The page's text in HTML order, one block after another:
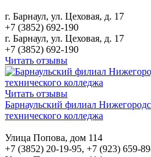
г. Барнаул, ул. Цеховая, д. 17
+7 (3852) 692-190
г. Барнаул, ул. Цеховая, д. 17
+7 (3852) 692-190
Читать отзывы
Читать отзывы
Барнаульский филиал
технического колледжа
Улица Попова, дом 114
+7 (3852) 20-19-95, +7 (923) 659-